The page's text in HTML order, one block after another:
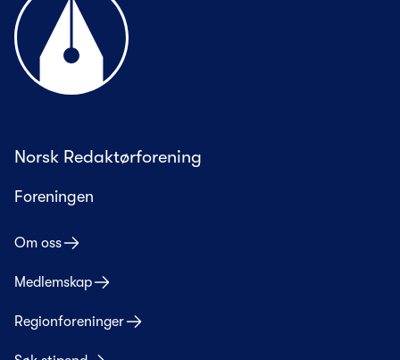
Norsk Redaktørforening
Foreningen
Om oss
Medlemskap
Regionforeninger